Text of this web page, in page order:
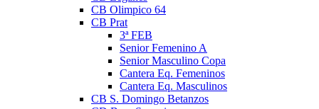
CB Olimpico 64
CB Prat
3ª FEB
Senior Femenino A
Senior Masculino Copa
Cantera Eq. Femeninos
Cantera Eq. Masculinos
CB S. Domingo Betanzos